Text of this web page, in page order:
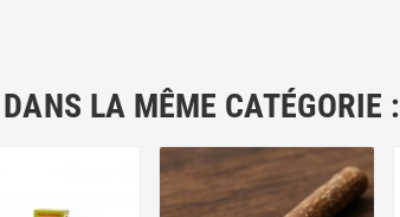
LA MÊME CATÉGORIE :